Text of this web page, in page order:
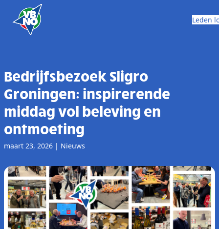
Skip to content
Leden
Bedrijfsbezoek Sligro
Groningen: inspirerende
middag vol beleving en
ontmoeting
maart 23, 2026 | Nieuws